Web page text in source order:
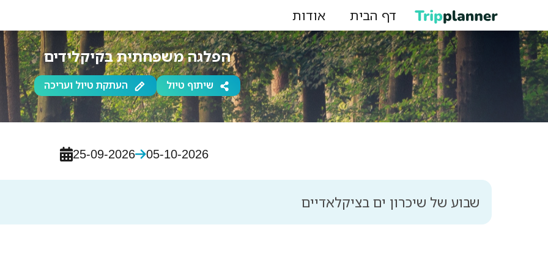
דף הבית אודות
הפלגה משפחתית בקיקלידים
העתקת טיול ועריכה שיתוף טיול
25-09-2026 05-10-2026
שבוע של שיכרון ים בציקלאדיים